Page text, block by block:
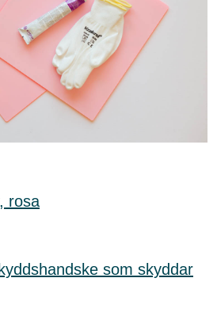
rosa
som skyddar